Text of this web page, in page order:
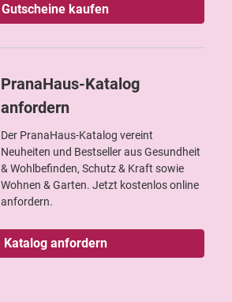
Gutscheine kaufen
PranaHaus-Katalog
anfordern
Der PranaHaus-Katalog vereint
Neuheiten und Bestseller aus Gesundheit
& Wohlbefinden, Schutz & Kraft sowie
Wohnen & Garten. Jetzt kostenlos online
anfordern.
Katalog anfordern